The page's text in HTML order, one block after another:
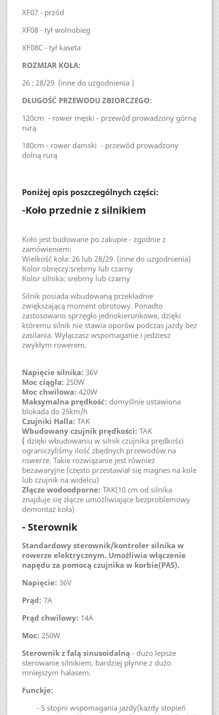
XF07 - przód
XF08 - tył wolnobieg
XF08C - tył kaseta
ROZMIAR KOŁA:
26 ; 28/29 (inne do uzgodnienia )
DŁUGOŚĆ PRZEWODU ZBIORCZEGO:
120cm - rower męski - przewód prowadzony górną
rurą
180cm - rower damski - przewód prowadzony
dolną rurą
Poniżej opis poszczególnych części:
-Koło przednie z silnikiem
Koło jest budowane po zakupie - zgodnie z
zamówieniem:
Wielkość koła: 26 lub 28/29 (inne do uzgodnienia)
Kolor obręczy:srebrny lub czarny
Kolor silnika: srebrny lub czarny
Silnik posiada wbudowaną przekładnie
zwiększającą moment obrotowy. Ponadto
zastosowano sprzęgło jednokierunkowe, dzięki
któremu silnik nie stawia oporów podczas jazdy bez
zasilania. Wyłączasz wspomaganie i jedziesz
zwykłym rowerem.
Napięcie silnika: 36V
Moc ciągła: 250W
Moc chwilowa: 420W
Maksymalna prędkość: domyślnie ustawiona
blokada do 25km/h
Czujniki Halla: TAK
Wbudowany czujnik prędkości: TAK
( dzięki wbudowaniu w silnik czujnika prędkości
ograniczyliśmy ilość zbędnych przewodów na
rowerze. Takie rozwiązanie jest również
bezawaryjne (często przestawiał się magnes na kole
lub czujnik na widelcu)
Złącze wodoodporne: TAK(10 cm od silnika
znajduje się złącze umożliwiające bezproblemowy
demontaż koła)
- Sterownik
Standardowy sterownik/kontroler silnika w
rowerze elektrycznym. Umożliwia włączenie
napędu za pomocą czujnika w korbie(PAS).
Napięcie: 36V
Prąd: 7A
Prąd chwilowy: 14A
Moc: 250W
Sterownik z falą sinusoidalną - dużo lepsze
sterowanie silnikiem, bardziej płynne z dużo
mniejszym hałasem.
Funckje:
- 5 stopni wspomagania jazdy(każdy stopień